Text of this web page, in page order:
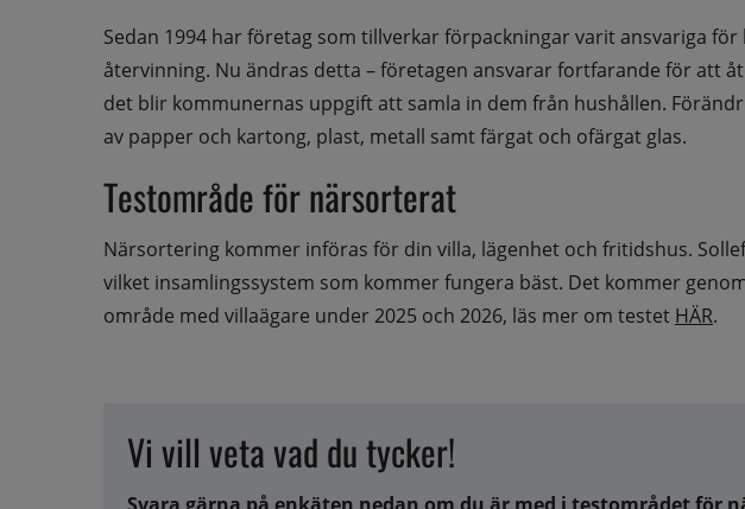
Sedan 1994 har företag som tillverkar förpackningar varit ansvariga för
återvinning. Nu ändras detta – företagen ansvarar fortfarande för att
det blir kommunernas uppgift att samla in dem från hushållen.
av papper och kartong, plast, metall samt färgat och ofärgat glas.
Testområde för närsorterat
Närsortering kommer införas för din villa, lägenhet och fritidshus.
vilket insamlingssystem som kommer fungera bäst. Det kommer
område med villaägare under 2025 och 2026, läs mer om testet HÄR.
Vi vill veta vad du tycker!